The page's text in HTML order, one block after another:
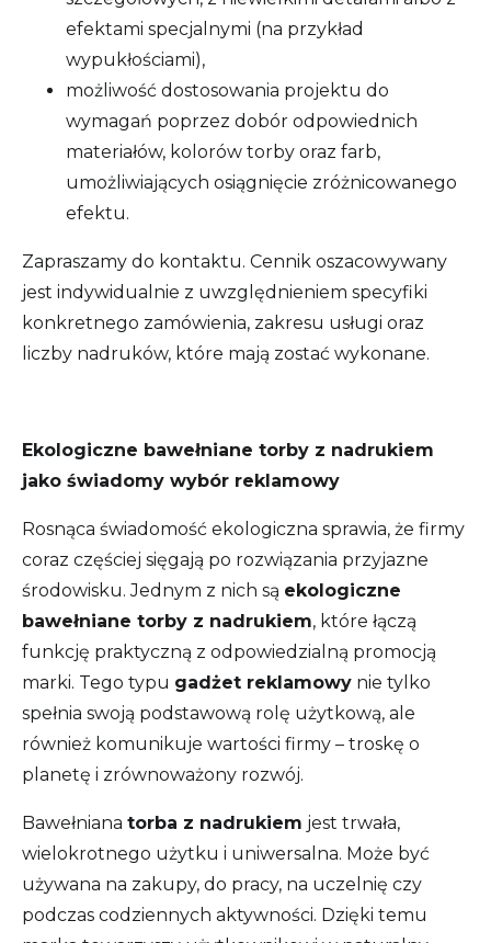
efektami specjalnymi (na przykład
wypukłościami),
możliwość dostosowania projektu do
wymagań poprzez dobór odpowiednich
materiałów, kolorów torby oraz farb,
umożliwiających osiągnięcie zróżnicowanego
efektu.
Zapraszamy do kontaktu. Cennik oszacowywany
jest indywidualnie z uwzględnieniem specyfiki
konkretnego zamówienia, zakresu usługi oraz
liczby nadruków, które mają zostać wykonane.
Ekologiczne bawełniane torby z nadrukiem
jako świadomy wybór reklamowy
Rosnąca świadomość ekologiczna sprawia, że firmy
coraz częściej sięgają po rozwiązania przyjazne
środowisku. Jednym z nich są ekologiczne
bawełniane torby z nadrukiem, które łączą
funkcję praktyczną z odpowiedzialną promocją
marki. Tego typu gadżet reklamowy nie tylko
spełnia swoją podstawową rolę użytkową, ale
również komunikuje wartości firmy – troskę o
planetę i zrównoważony rozwój.
Bawełniana torba z nadrukiem jest trwała,
wielokrotnego użytku i uniwersalna. Może być
używana na zakupy, do pracy, na uczelnię czy
podczas codziennych aktywności. Dzięki temu